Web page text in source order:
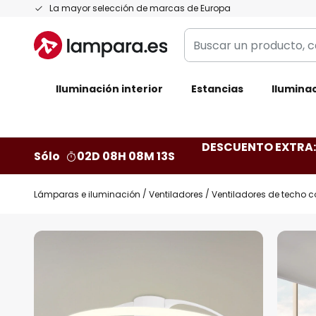
La mayor selección de marcas de Europa
Ir
contenido
Buscar
un
categoría,
Iluminación interior Estancias
Sólo 02D 08H 08M 12S
DESCUENTO
Lámparas e iluminación Ventiladores Ventiladores de techo
Saltar